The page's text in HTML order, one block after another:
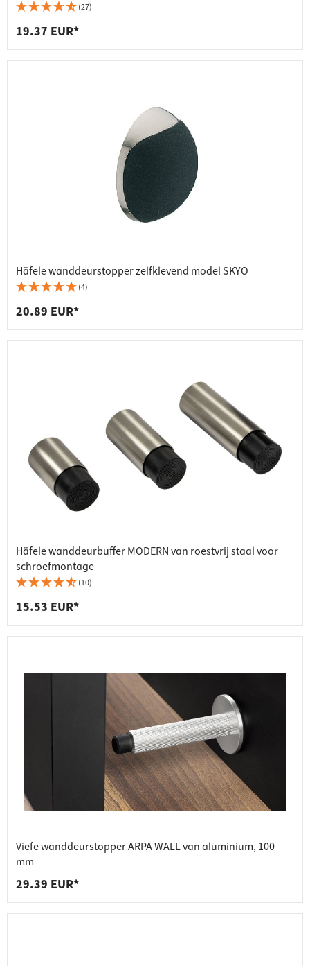
(27)
19.37 EUR*
Häfele wanddeurstopper zelfklevend model SKYO
(4)
20.89 EUR*
Häfele wanddeurbuffer MODERN van roestvrij staal voor
schroefmontage
(10)
15.53 EUR*
Viefe wanddeurstopper ARPA WALL van aluminium, 100
mm
29.39 EUR*